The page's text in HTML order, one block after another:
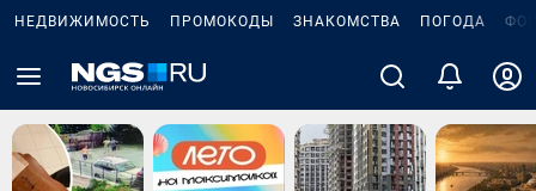
НЕДВИЖИМОСТЬ ПРОМОКОДЫ ЗНАКОМСТВА ПОГОДА